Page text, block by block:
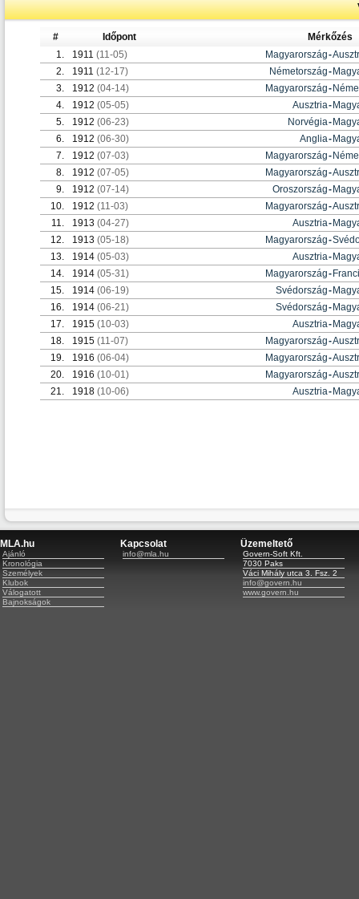
# Időpont
Mérkőzés
1.
1911 (11-05) Magyarország-
2.
1911 (12-17) Németország-
3.
1912 (04-14) Magyarország-
4.
1912 (05-05) Ausztria-
5.
1912 (06-23) Norvégia-
6.
1912 (06-30) Anglia-
7.
1912 (07-03) Magyarország-
8.
1912 (07-05) Magyarország-
9.
1912 (07-14) Oroszország-
10.
1912 (11-03) Magyarország-
11.
1913 (04-27) Ausztria-
12.
1913 (05-18) Magyarország-
13.
1914 (05-03) Ausztria-
14.
1914 (05-31) Magyarország-
15.
1914 (06-19) Svédország-
16.
1914 (06-21) Svédország-
17.
1915 (10-03) Ausztria-
18.
1915 (11-07) Magyarország-
19.
1916 (06-04) Magyarország-
20.
1916 (10-01) Magyarország-
21.
1918 (10-06) Ausztria-
MLA.hu
Ajánló
Kronológia
Személyek
Klubok
Válogatott
Bajnokságok
Kapcsolat
info@mla.hu
Üzemeltető
Govern-Soft Kft.
7030 Paks
Váci Mihály utca 3. Fsz. 2
info@govern.hu
www.govern.hu